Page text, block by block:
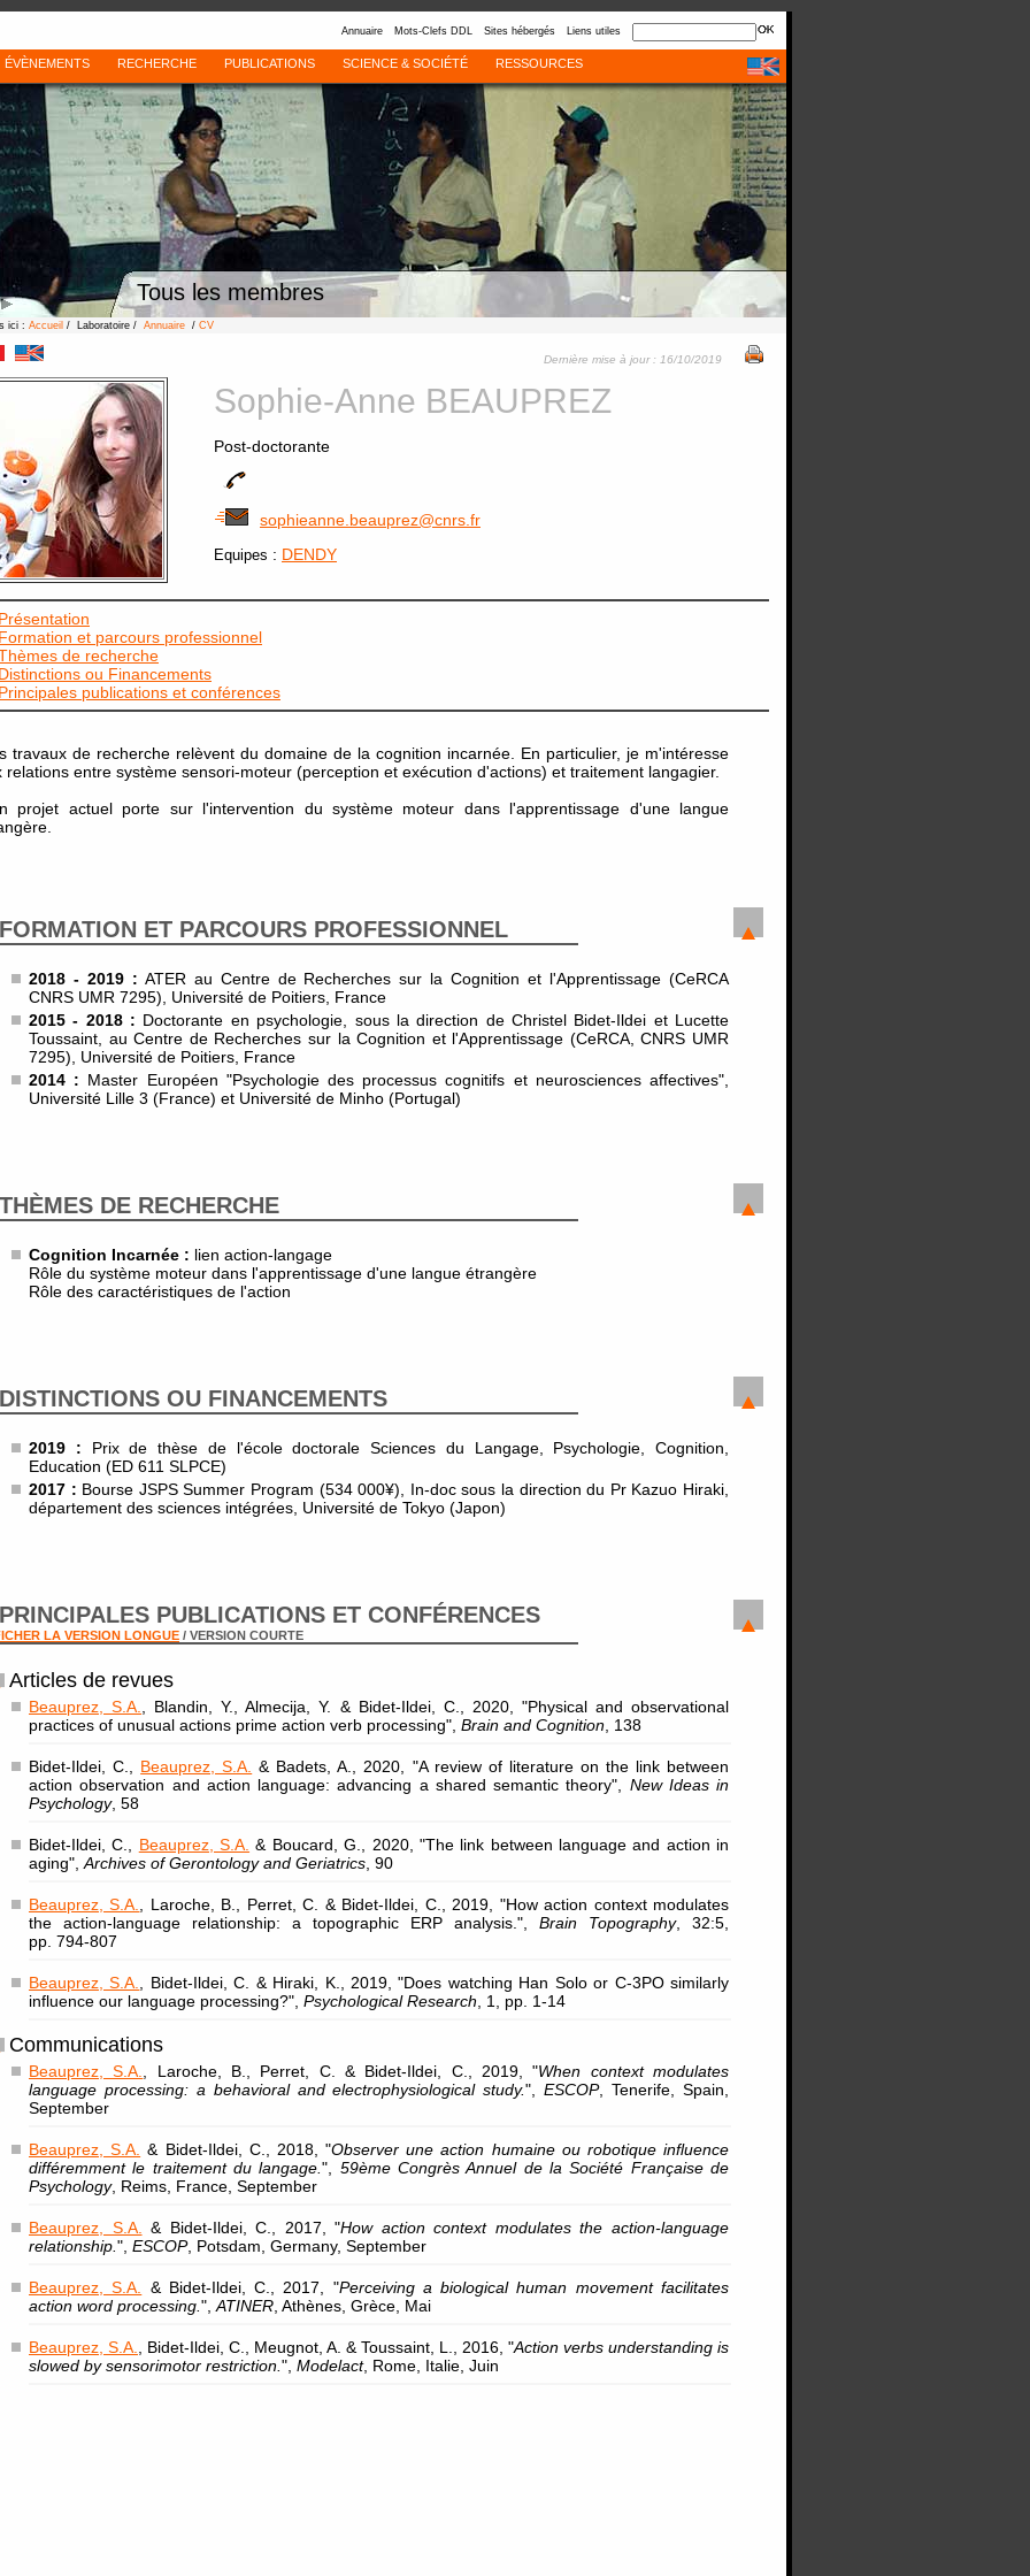
Annuaire Mots-Clefs DDL Sites hébergés Liens utiles
ÉVÈNEMENTS RECHERCHE PUBLICATIONS SCIENCE & SOCIÉTÉ RESSOURCES
Tous les membres
ici : Accueil / Laboratoire / Annuaire / CV
Dernière mise à jour : 16/10/2019
Sophie-Anne BEAUPREZ
Post-doctorante
sophieanne.beauprez@cnrs.fr
Equipes : DENDY
et parcours professionnel
de recherche
ou Financements
publications et conférences
travaux de recherche relèvent du domaine de la cognition incarnée. En particulier, je m'intéresse
relations entre système sensori-moteur (perception et exécution d'actions) et traitement langagier.
projet actuel porte sur l'intervention du système moteur dans l'apprentissage d'une langue
FORMATION ET PARCOURS PROFESSIONNEL
2018 - 2019 : ATER au Centre de Recherches sur la Cognition et l'Apprentissage (CeRCA
CNRS UMR 7295), Université de Poitiers, France
2015 - 2018 : Doctorante en psychologie, sous la direction de Christel Bidet-Ildei et Lucette
Toussaint, au Centre de Recherches sur la Cognition et l'Apprentissage (CeRCA, CNRS UMR
7295), Université de Poitiers, France
2014 : Master Européen "Psychologie des processus cognitifs et neurosciences affectives",
Université Lille 3 (France) et Université de Minho (Portugal)
THÈMES DE RECHERCHE
Cognition Incarnée : lien action-langage
Rôle du système moteur dans l'apprentissage d'une langue étrangère
Rôle des caractéristiques de l'action
DISTINCTIONS OU FINANCEMENTS
2019 : Prix de thèse de l'école doctorale Sciences du Langage, Psychologie, Cognition,
Education (ED 611 SLPCE)
2017 : Bourse JSPS Summer Program (534 000¥), In-doc sous la direction du Pr Kazuo Hiraki,
département des sciences intégrées, Université de Tokyo (Japon)
PRINCIPALES PUBLICATIONS ET CONFÉRENCES
LA VERSION LONGUE / VERSION COURTE
Articles de revues
Beauprez, S.A.
, Blandin, Y., Almecija, Y. & Bidet-Ildei, C., 2020, "Physical and observational
practices of unusual actions prime action verb processing", Brain and Cognition , 138
Bidet-Ildei, C., Beauprez, S.A.
& Badets, A., 2020, "A review of literature on the link between
action observation and action language: advancing a shared semantic theory", New Ideas in
Psychology, 58
Bidet-Ildei, C., Beauprez, S.A. & Boucard, G., 2020, "The link between language and action in
aging", Archives of Gerontology and Geriatrics , 90
Beauprez, S.A.
, Laroche, B., Perret, C. & Bidet-Ildei, C., 2019, "How action context modulates
the action-language relationship: a topographic ERP analysis.", Brain Topography, 32:5,
pp. 794-807
Beauprez, S.A.
, Bidet-Ildei, C. & Hiraki, K., 2019, "Does watching Han Solo or C-3PO similarly
influence our language processing?", Psychological Research , 1, pp. 1-14
Communications
Beauprez, S.A. , Laroche, B., Perret, C. & Bidet-Ildei, C., 2019, "When context modulates
language processing: a behavioral and electrophysiological study.",ESCOP, Tenerife, Spain,
September
Beauprez, S.A. & Bidet-Ildei, C., 2018, "Observer une action humaine ou robotique influence
différemment le traitement du langage.", 59ème Congrès Annuel de la Société Française de
Psychology, Reims, France, September
Beauprez, S.A. & Bidet-Ildei, C., 2017, "How action context modulates the action-language
relationship. ", ESCOP, Potsdam, Germany, September
Beauprez, S.A. & Bidet-Ildei, C., 2017, "Perceiving a biological human movement facilitates
action word processing. ", ATINER , Athènes, Grèce, Mai
Beauprez, S.A. , Bidet-Ildei, C., Meugnot, A. & Toussaint, L., 2016, "Action verbs understanding is
slowed by sensorimotor restriction. ", Modelact, Rome, Italie, Juin